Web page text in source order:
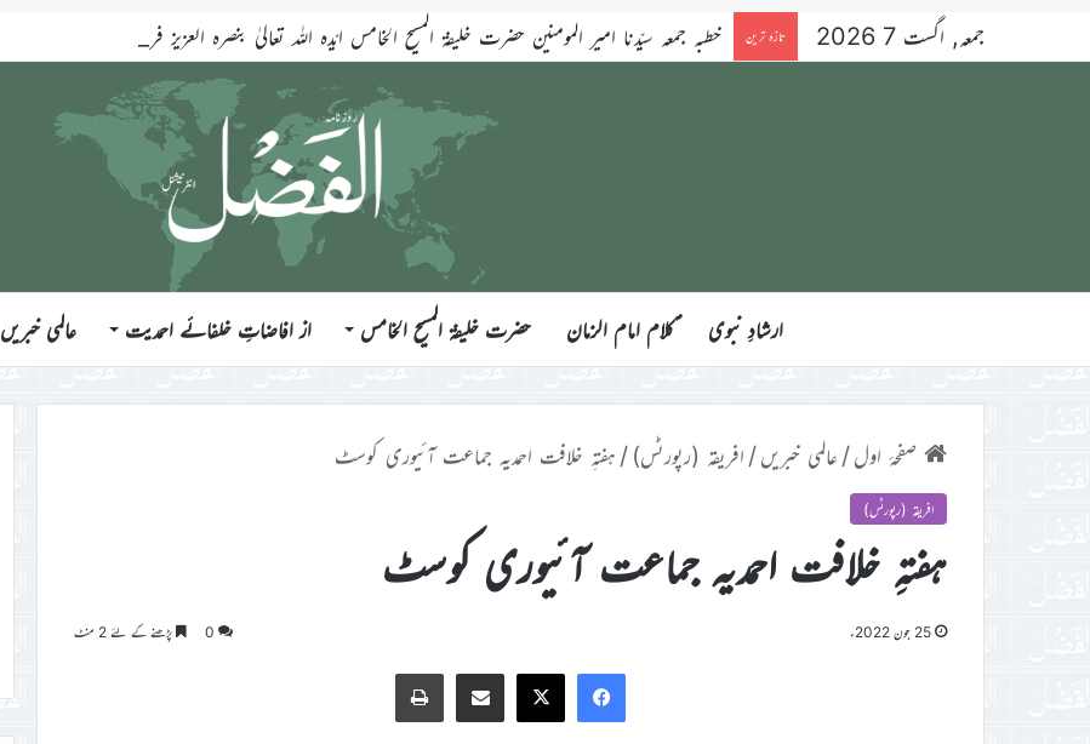
جمعہ, اگست 7 2026 تازہ ترین خطبہ جمعہ سیّدنا امیر المومنین حضرت خلیفۃ المسیح الخامس ایّدہ اللہ تعالیٰ بنصرہ العزیز فرمودہ 17؍جولائی 2026ء
ارشادِ نبوی ؑکلام امام الزمان حضرت خلیفۃ المسیح الخامس از افاضاتِ خلفائے احمدیت عالمی خبریں
صفحۂ اول/ عالمی خبریں/ افریقہ (رپورٹس) / ہفتہِ خلافت احمدیہ جماعت آئیوری کوسٹ
افریقہ (رپورٹس)
ہفتہِ خلافت احمدیہ جماعت آئیوری کوسٹ
25 جون 2022ء 0 پڑھنے کے لئے 2 منٹ
Facebook
X
Share via Email
Print